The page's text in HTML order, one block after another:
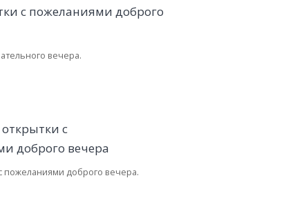
вечера.
пожеланиями доброго вечера.